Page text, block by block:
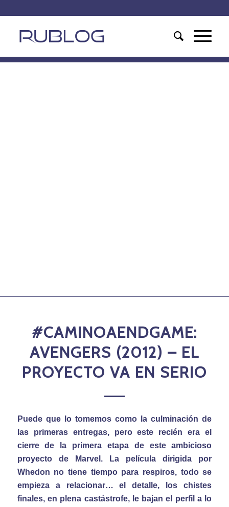
#CAMINOAENDGAME:
AVENGERS (2012) – EL
PROYECTO VA EN SERIO
Puede que lo tomemos como la culminación de
las primeras entregas, pero este recién era el
cierre de la primera etapa de este ambicioso
proyecto de Marvel. La película dirigida por
Whedon no tiene tiempo para respiros, todo se
empieza a relacionar… el detalle, los chistes
finales, en plena castástrofe, le bajan el perfil a lo